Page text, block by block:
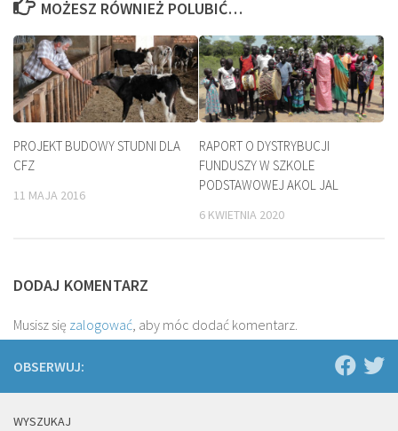
MOŻESZ RÓWNIEŻ POLUBIĆ…
PROJEKT BUDOWY STUDNI DLA
CFZ
11 MAJA 2016
RAPORT O DYSTRYBUCJI
FUNDUSZY W SZKOLE
PODSTAWOWEJ AKOL JAL
6 KWIETNIA 2020
DODAJ KOMENTARZ
Musisz się zalogować, aby móc dodać komentarz.
OBSERWUJ:
WYSZUKAJ